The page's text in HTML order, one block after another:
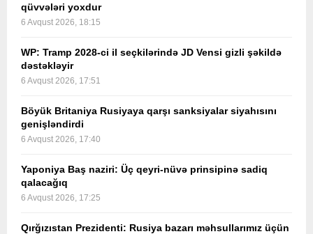
qüvvələri yoxdur
6 Avqust 2026, 18:15
WP: Tramp 2028-ci il seçkilərində JD Vensi gizli şəkildə
dəstəkləyir
6 Avqust 2026, 17:51
Böyük Britaniya Rusiyaya qarşı sanksiyalar siyahısını
genişləndirdi
6 Avqust 2026, 17:40
Yaponiya Baş naziri: Üç qeyri-nüvə prinsipinə sadiq
qalacağıq
6 Avqust 2026, 17:25
Qırğızıstan Prezidenti: Rusiya bazarı məhsullarımız üçün